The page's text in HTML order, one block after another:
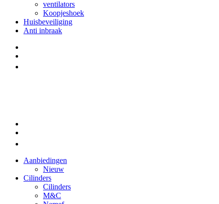
ventilators
Koopjeshoek
Huisbeveiliging
Anti inbraak
Aanbiedingen
Nieuw
Cilinders
Cilinders
M&C